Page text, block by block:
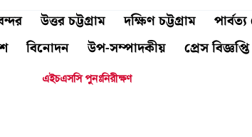
উত্তর চট্টগ্রাম দক্ষিণ চট্টগ্রাম
বিনোদন উপ-সম্পাদকীয় প্রেস বিজ্ঞপ্তি
এইচএসসি পুনঃনিরীক্ষণ